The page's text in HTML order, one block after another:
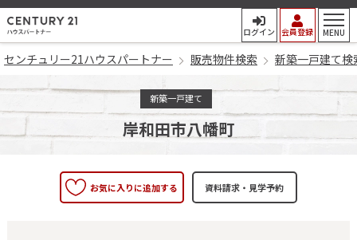
センチュリー21ハウスパート
ログイン 会員登録 MENU
センチュリー21ハウスパートナー 販売物件検索 新築一戸建て検
新築一戸建て
岸和田市八幡町
お気に入りに追加する